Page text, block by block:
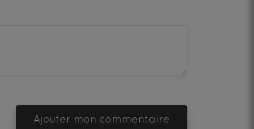
Ajouter mon commentaire